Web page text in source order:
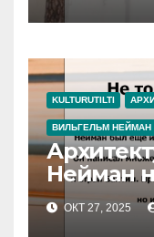
KULTURUTILTI
ВИЛЬГЕЛЬМ НЕЙМАН
Нейман
ОКТ 27, 2025